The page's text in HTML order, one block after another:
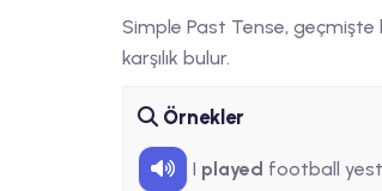
Simple Past Tense, geçmişte
karşılık bulur.
Örnekler
I played football